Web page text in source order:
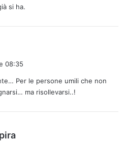
si ha.
08:35
Per le persone umili che non
ma risollevarsi..!